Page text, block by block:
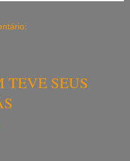
TEVE SEUS